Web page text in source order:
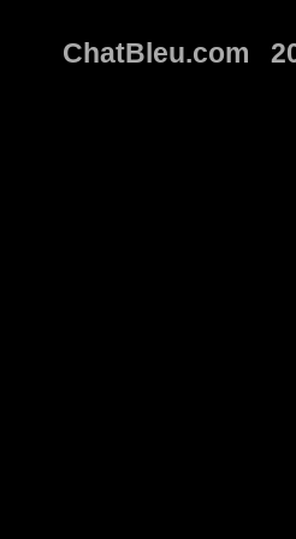
ChatBleu.com